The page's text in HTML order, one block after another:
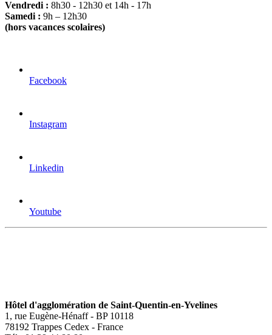
Vendredi : 8h30 - 12h30 et 14h - 17h
Samedi : 9h – 12h30
(hors vacances scolaires)
Facebook
Instagram
Linkedin
Youtube
Hôtel d'agglomération de Saint-Quentin-en-Yvelines
1, rue Eugène-Hénaff - BP 10118
78192 Trappes Cedex - France